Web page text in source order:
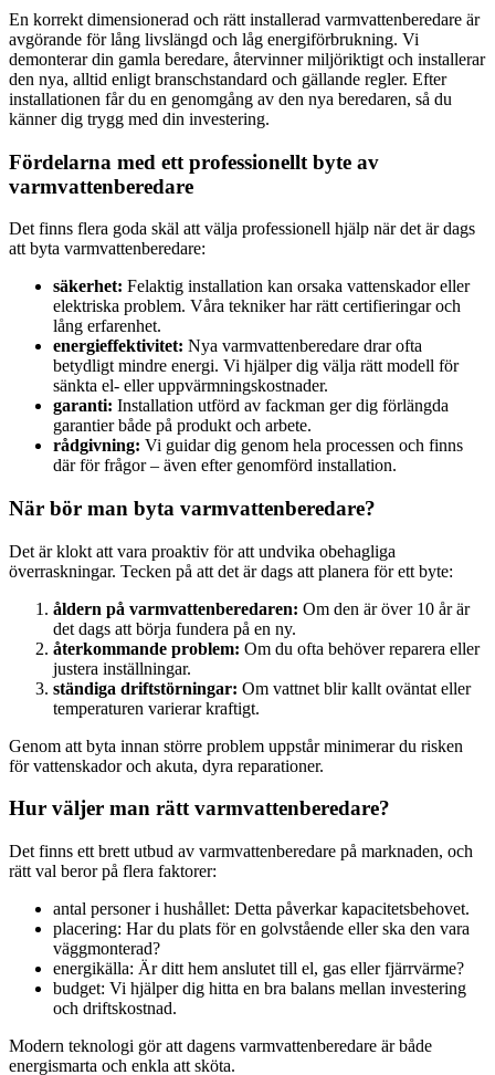
En korrekt dimensionerad och rätt installerad varmvattenberedare är
avgörande för lång livslängd och låg energiförbrukning. Vi
demonterar din gamla beredare, återvinner miljöriktigt och installerar
den nya, alltid enligt branschstandard och gällande regler. Efter
installationen får du en genomgång av den nya beredaren, så du
känner dig trygg med din investering.
Fördelarna med ett professionellt byte av
varmvattenberedare
Det finns flera goda skäl att välja professionell hjälp när det är dags
att byta varmvattenberedare:
säkerhet: Felaktig installation kan orsaka vattenskador eller
elektriska problem. Våra tekniker har rätt certifieringar och
lång erfarenhet.
energieffektivitet: Nya varmvattenberedare drar ofta
betydligt mindre energi. Vi hjälper dig välja rätt modell för
sänkta el- eller uppvärmningskostnader.
garanti: Installation utförd av fackman ger dig förlängda
garantier både på produkt och arbete.
rådgivning: Vi guidar dig genom hela processen och finns
där för frågor – även efter genomförd installation.
När bör man byta varmvattenberedare?
Det är klokt att vara proaktiv för att undvika obehagliga
överraskningar. Tecken på att det är dags att planera för ett byte:
åldern på varmvattenberedaren: Om den är över 10 år är
det dags att börja fundera på en ny.
återkommande problem: Om du ofta behöver reparera eller
justera inställningar.
ständiga driftstörningar: Om vattnet blir kallt oväntat eller
temperaturen varierar kraftigt.
Genom att byta innan större problem uppstår minimerar du risken
för vattenskador och akuta, dyra reparationer.
Hur väljer man rätt varmvattenberedare?
Det finns ett brett utbud av varmvattenberedare på marknaden, och
rätt val beror på flera faktorer:
antal personer i hushållet: Detta påverkar kapacitetsbehovet.
placering: Har du plats för en golvstående eller ska den vara
väggmonterad?
energikälla: Är ditt hem anslutet till el, gas eller fjärrvärme?
budget: Vi hjälper dig hitta en bra balans mellan investering
och driftskostnad.
Modern teknologi gör att dagens varmvattenberedare är både
energismarta och enkla att sköta.